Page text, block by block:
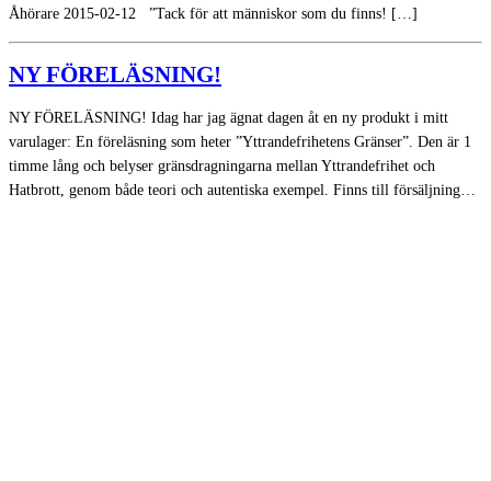
Åhörare 2015-02-12 ”Tack för att människor som du finns! […]
NY FÖRELÄSNING!
NY FÖRELÄSNING! Idag har jag ägnat dagen åt en ny produkt i mitt
varulager: En föreläsning som heter ”Yttrandefrihetens Gränser”. Den är 1
timme lång och belyser gränsdragningarna mellan Yttrandefrihet och
Hatbrott, genom både teori och autentiska exempel. Finns till försäljning…